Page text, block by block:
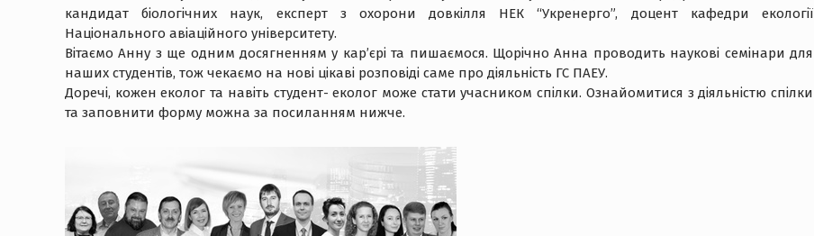
кандидат біологічних наук, експерт з охорони довкілля НЕК “Укренерго”, доцент кафедри екології
Національного авіаційного університету.
Вітаємо Анну з ще одним досягненням у кар’єрі та пишаємося. Щорічно Анна проводить наукові семінари для
наших студентів, тож чекаємо на нові цікаві розповіді саме про діяльність ГС ПАЕУ.
Доречі, кожен еколог та навіть студент- еколог може стати учасником спілки. Ознайомитися з діяльністю спілки
та заповнити форму можна за посиланням нижче.